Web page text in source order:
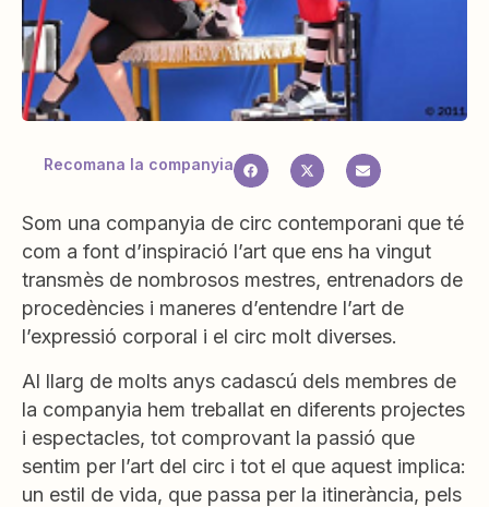
Recomana la companyia
Som una companyia de circ contemporani que té
com a font d’inspiració l’art que ens ha vingut
transmès de nombrosos mestres, entrenadors de
procedències i maneres d’entendre l’art de
l’expressió corporal i el circ molt diverses.
Al llarg de molts anys cadascú dels membres de
la companyia hem treballat en diferents projectes
i espectacles, tot comprovant la passió que
sentim per l’art del circ i tot el que aquest implica:
un estil de vida, que passa per la itinerància, pels